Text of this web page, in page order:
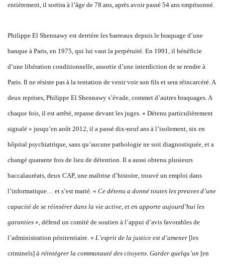
entièrement, il sortira à l’âge de 78 ans, après avoir passé 54 ans emprisonné.
Philippe El Shennawy est derrière les barreaux depuis le braquage d’une
banque à Paris, en 1975, qui lui vaut la perpétuité. En 1991, il bénéficie
d’une libération conditionnelle, assortie d’une interdiction de se rendre à
Paris. Il ne résiste pas à la tentation de venir voir son fils et sera réincarcéré. A
deux reprises, Philippe El Shennawy s’évade, commet d’autres braquages. A
chaque fois, il est arrêté, repasse devant les juges. « Détenu particulièrement
signalé » jusqu’en août 2012, il a passé dix-neuf ans à l’isolement, six en
hôpital psychiatrique, sans qu’aucune pathologie ne soit diagnostiquée, et a
changé quarante fois de lieu de détention. Il a aussi obtenu plusieurs
baccalauréats, deux CAP, une maîtrise d’histoire, trouvé un emploi dans
l’informatique… et s’est marié. « Ce détenu a donné toutes les preuves d’une
capacité de se réinsérer dans la vie active, et en apporte aujourd’hui les
garanties », défend un comité de soutien à l’appui d’avis favorables de
l’administration pénitentiaire. « L’esprit de la justice est d’amener [les
criminels] à réintégrer la communauté des citoyens. Garder quelqu’un [en